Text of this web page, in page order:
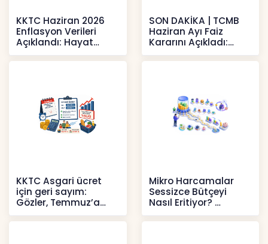
KKTC Haziran 2026
Enflasyon Verileri
Açıklandı: Hayat
Pahalılığı Yükselişini
Sür
SON DAKİKA | TCMB
Haziran Ayı Faiz
Kararını Açıkladı:
Politika Faizi Yüzde
37’de
KKTC Asgari ücret
için geri sayım:
Gözler, Temmuz’a
yansıması beklenen
artışta
Mikro Harcamalar
Sessizce Bütçeyi
Nasıl Eritiyor?
İçerikler